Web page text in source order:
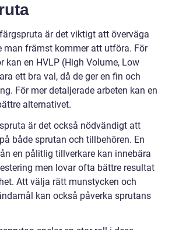
är det viktigt att överväga
man främst kommer att utföra. För
kan en HVLP (High Volume, Low
ett bra val, då de ger en fin och
För mer detaljerade arbeten kan en
alternativet.
är det också nödvändigt att
både sprutan och tillbehören. En
en pålitlig tillverkare kan innebära
men lovar ofta bättre resultat
Att välja rätt munstycken och
kan också påverka sprutans